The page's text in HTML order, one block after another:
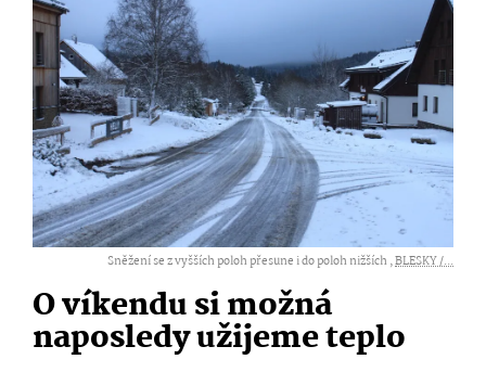
Sněžení se z vyšších poloh přesune i do poloh nižších ,BLESKY /...
O víkendu si možná
naposledy užijeme teplo